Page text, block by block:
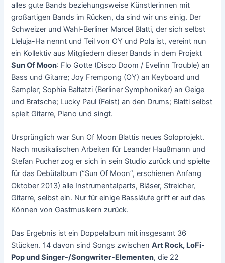
alles gute Bands beziehungsweise Künstlerinnen mit
großartigen Bands im Rücken, da sind wir uns einig. Der
Schweizer und Wahl-Berliner Marcel Blatti, der sich selbst
Lleluja-Ha nennt und Teil von OY und Pola ist, vereint nun
ein Kollektiv aus Mitgliedern dieser Bands in dem Projekt
Sun Of Moon: Flo Gotte (Disco Doom / Evelinn Trouble) an
Bass und Gitarre; Joy Frempong (OY) an Keyboard und
Sampler; Sophia Baltatzi (Berliner Symphoniker) an Geige
und Bratsche; Lucky Paul (Feist) an den Drums; Blatti selbst
spielt Gitarre, Piano und singt.
Ursprünglich war Sun Of Moon Blattis neues Soloprojekt.
Nach musikalischen Arbeiten für Leander Haußmann und
Stefan Pucher zog er sich in sein Studio zurück und spielte
für das Debütalbum (“Sun Of Moon”, erschienen Anfang
Oktober 2013) alle Instrumentalparts, Bläser, Streicher,
Gitarre, selbst ein. Nur für einige Bassläufe griff er auf das
Können von Gastmusikern zurück.
Das Ergebnis ist ein Doppelalbum mit insgesamt 36
Stücken. 14 davon sind Songs zwischenArt Rock, LoFi-
Pop und Singer-/Songwriter-Elementen, die 22